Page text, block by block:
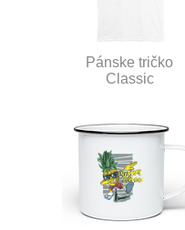
Pánske tričko
Classic